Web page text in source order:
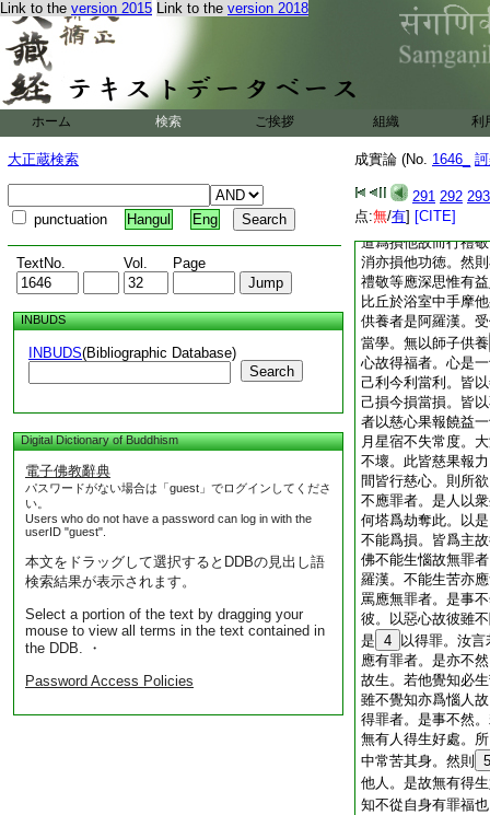
Link to the version 2015 Link to the version 2018
ホーム 検索 ご挨拶 組織 利
大正蔵検索
punctuation Hangul Eng
TextNo. Vol. Page
INBUDS
INBUDS(Bibliographic Database)
Search
Digital Dictionary of Buddhism
電子佛教辭典
パスワードがない場合は「guest」でログインしてくださ
い。
Users who do not have a password can log in with the
userID "guest".
本文をドラッグして選択するとDDBの見出し語
検索結果が表示されます。
Select a portion of the text by dragging your
mouse to view all terms in the text contained in
the DDB. ・
Password Access Policies
成實論 (No. 1646_
291 292 293
点:無/有] [CITE]
非無亦非有無亦非
衆生耶。答曰。若
1
念佛未滅度時而爲
益。是事不然。所
人隨學恭敬亦得福
憍慢。以破不善分
他功徳禮敬等有如
損他功徳。是事不
道爲損他故而行禮
消亦損他功徳。然
禮敬等應深思惟有
比丘於浴室中手摩
供養者是阿羅漢。
當學。無以師子供養
心故得福者。心是
己利今利當利。皆
己損今損當損。皆
者以慈心果報饒益
月星宿不失常度。
不壞。此皆慈果報
間皆行慈心。則所
不應罪者。是人以
何塔爲劫奪此。以
不能爲損。皆爲主
佛不能生惱故無罪
羅漢。不能生苦亦
罵應無罪者。是事
彼。以惡心故彼雖
是 4
以得罪。汝
應有罪者。是亦不
故生。若他覺知必
雖不覺知亦爲惱人
得罪者。是事不然
無有人得生好處。
中常苦其身。然則
5
他人。是故無有得
知不從自身有罪福